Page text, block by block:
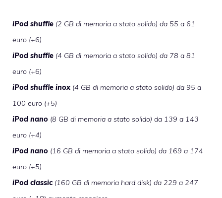
iPod shuffle (2 GB di memoria a stato solido) da 55 a 61
euro (+6)
iPod shuffle (4 GB di memoria a stato solido) da 78 a 81
euro (+6)
iPod shuffle inox (4 GB di memoria a stato solido) da 95 a
100 euro (+5)
iPod nano (8 GB di memoria a stato solido) da 139 a 143
euro (+4)
iPod nano (16 GB di memoria a stato solido) da 169 a 174
euro (+5)
iPod classic(160 GB di memoria hard disk) da 229 a 247